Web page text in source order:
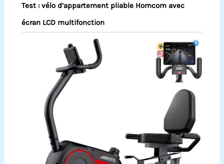
Test : vélo d’appartement pliable Homcom avec
écran LCD multifonction